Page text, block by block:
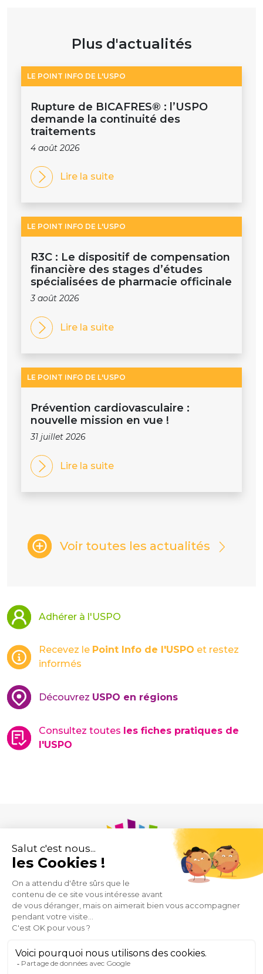
Plus d'actualités
LE POINT INFO DE L'USPO
Rupture de BICAFRES® : l’USPO
demande la continuité des
traitements
4 août 2026
Lire la suite
LE POINT INFO DE L'USPO
R3C : Le dispositif de compensation
financière des stages d’études
spécialisées de pharmacie officinale
3 août 2026
Lire la suite
LE POINT INFO DE L'USPO
Prévention cardiovasculaire :
nouvelle mission en vue !
31 juillet 2026
Lire la suite
Voir toutes les actualités
Adhérer à l'USPO
Recevez le Point Info de l'USPO et restez
informés
Découvrez USPO en régions
Consultez toutes les fiches pratiques de
l'USPO
Union des Syndicats de Pharmaciens d’Officine
43 rue de Provence
Mentions
Plan
Espace